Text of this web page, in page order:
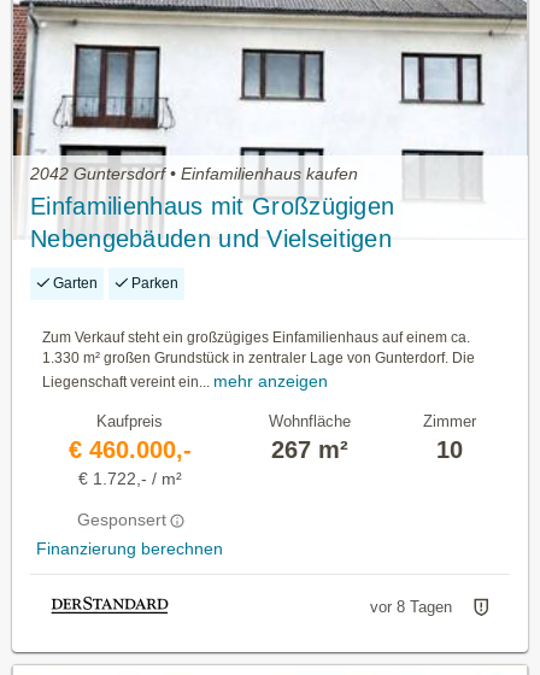
2042 Guntersdorf • Einfamilienhaus kaufen
Einfamilienhaus mit Großzügigen
Nebengebäuden und Vielseitigen
Nutzungsmöglichkeiten
Garten Parken
Zum Verkauf steht ein großzügiges Einfamilienhaus auf einem ca.
1.330 m² großen Grundstück in zentraler Lage von Gunterdorf. Die
Liegenschaft vereint ein... mehr anzeigen
Kaufpreis
€ 460.000,-
€ 1.722,- / m²
Gesponsert
Finanzierung berechnen
Wohnfläche
267 m²
Zimmer
10
vor 8 Tagen